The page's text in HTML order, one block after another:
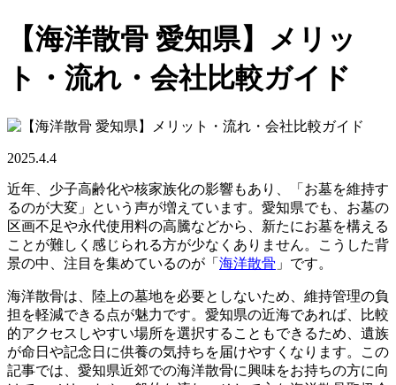
【海洋散骨 愛知県】メリッ
ト・流れ・会社比較ガイド
2025.4.4
近年、少子高齢化や核家族化の影響もあり、「お墓を維持す
るのが大変」という声が増えています。愛知県でも、お墓の
区画不足や永代使用料の高騰などから、新たにお墓を構える
ことが難しく感じられる方が少なくありません。こうした背
景の中、注目を集めているのが「 海洋散骨 」です。
海洋散骨は、陸上の墓地を必要としないため、維持管理の負
担を軽減できる点が魅力です。愛知県の近海であれば、比較
的アクセスしやすい場所を選択することもできるため、遺族
が命日や記念日に供養の気持ちを届けやすくなります。この
記事では、愛知県近郊での海洋散骨に興味をお持ちの方に向